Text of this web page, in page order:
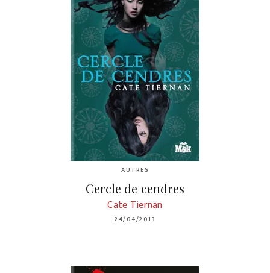
AUTRES
Cercle de cendres
Cate Tiernan
24/04/2013